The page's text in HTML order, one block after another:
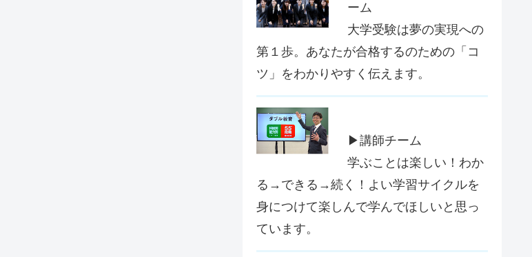
ーム
大学受験は夢の実現への
第１歩。あなたが合格するのための「コ
ツ」をわかりやすく伝えます。
▶講師チーム
学ぶことは楽しい！わか
る→できる→続く！よい学習サイクルを
身につけて楽しんで学んでほしいと思っ
ています。